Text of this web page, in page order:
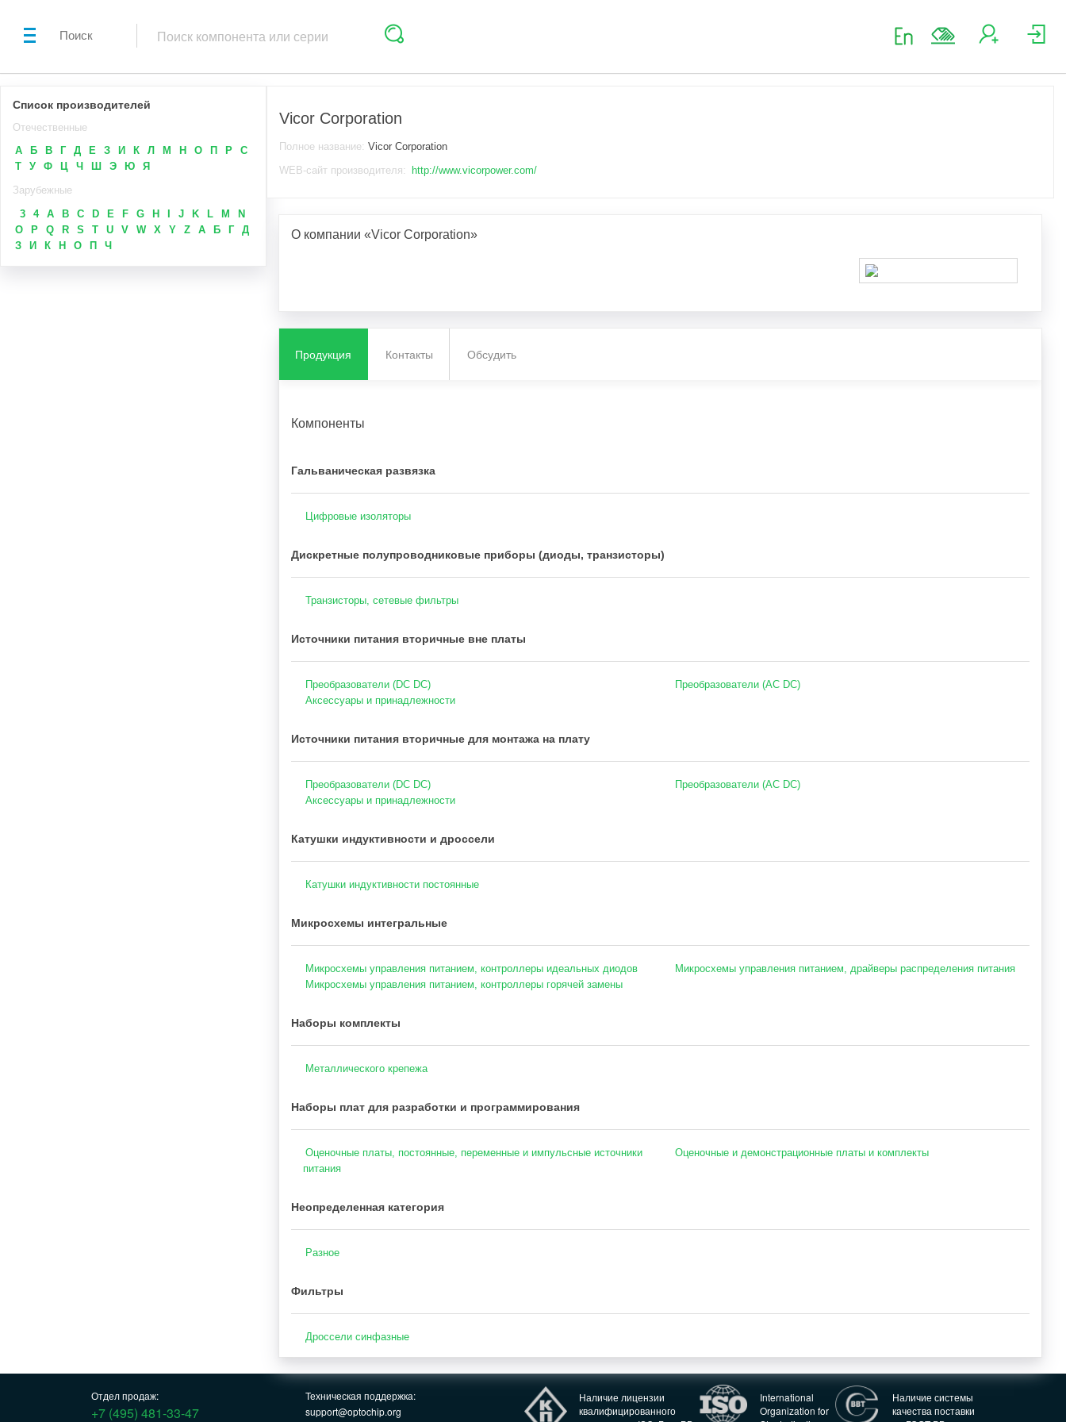
Поиск
Список производителей
Отечественные
А
Б В Г Д Е З И К Л М Н О П Р
С
Т
У Ф Ц Ч Ш Э Ю
Я
Зарубежные
3
4 A B C D E F G H J K L M
N
O
P Q R S T U V W X Y Z А Б Г
Д
З
И К Н О П Ч
Vicor Corporation
Полное название: Vicor Corporation
WEB-сайт производителя:
http://www.vicorpower.com/
О компании «Vicor Corporation»
Продукция Контакты Обсудить
Компоненты
Гальваническая развязка
Цифровые изоляторы
Дискретные полупроводниковые приборы (диоды, транзисторы)
Транзисторы, сетевые фильтры
Источники питания вторичные вне платы
Преобразователи (DC DC)
Преобразователи (AC DC)
Аксессуары и принадлежности
Источники питания вторичные для монтажа на плату
Преобразователи (DC DC)
Преобразователи (AC DC)
Аксессуары и принадлежности
Катушки индуктивности и дроссели
Катушки индуктивности постоянные
Микросхемы интегральные
Микросхемы управления питанием, контроллеры идеальных диодов
Микросхемы управления питанием, драйверы распределения питания
Микросхемы управления питанием, контроллеры горячей замены
Наборы комплекты
Металлического крепежа
Наборы плат для разработки и программирования
Оценочные платы, постоянные, переменные и импульсные источники
питания
Оценочные и демонстрационные платы и комплекты
Неопределенная категория
Разное
Фильтры
Дроссели синфазные
Отдел продаж:
+7 (495) 481-33-47
Техническая поддержка:
support@optochip.org
Наличие лицензии
квалифицированного
International
Organization for
Наличие системы
качества поставки